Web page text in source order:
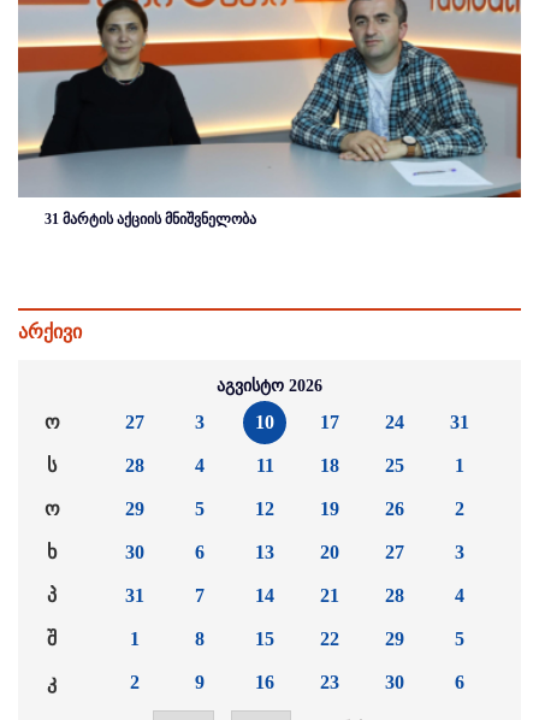
31 მარტის აქციის მნიშვნელობა
არქივი
აგვისტო 2026
ო
ს
ო
ხ
პ
შ
კ
27
28
29
30
31
1
2
3
4
5
6
7
8
9
10
11
12
13
14
15
16
17
18
19
20
21
22
23
24
25
26
27
28
29
30
31
1
2
3
4
5
6